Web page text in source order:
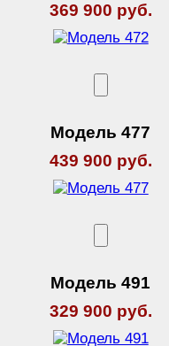
369 900 руб.
Модель 477
439 900 руб.
Модель 491
329 900 руб.